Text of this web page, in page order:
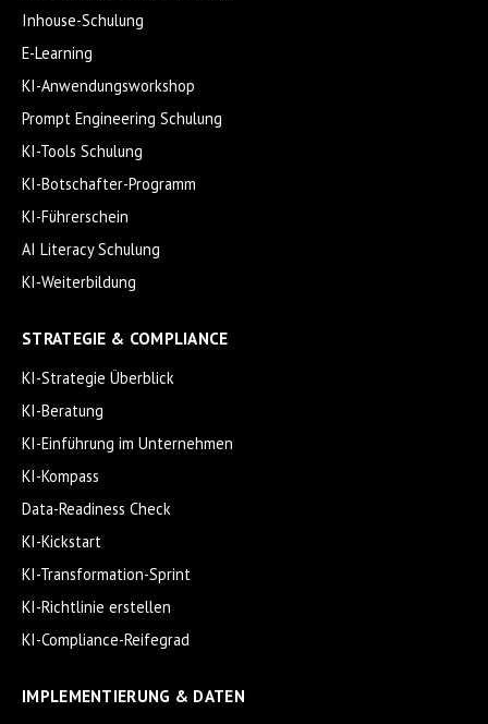
Inhouse-Schulung
E-Learning
KI-Anwendungsworkshop
Prompt Engineering Schulung
KI-Tools Schulung
KI-Botschafter-Programm
KI-Führerschein
AI Literacy Schulung
KI-Weiterbildung
STRATEGIE & COMPLIANCE
KI-Strategie Überblick
KI-Beratung
KI-Einführung im Unternehmen
KI-Kompass
Data-Readiness Check
KI-Kickstart
KI-Transformation-Sprint
KI-Richtlinie erstellen
KI-Compliance-Reifegrad
IMPLEMENTIERUNG & DATEN